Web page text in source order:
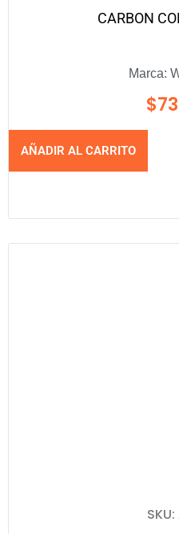
CARBON
Marca:
$
AÑADIR AL CARRITO